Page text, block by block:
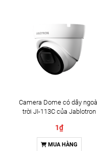
Camera Dome có dây
trời JI-113C của Jablotron
1₫
MUA HÀNG